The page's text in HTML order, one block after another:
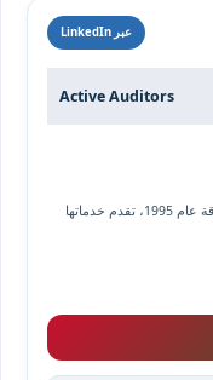
عبر LinkedIn
Active Auditors
شركة تدقيق وضرائب واستشارات تأسست في الشارقة عام 1995، تقدم خدماتها